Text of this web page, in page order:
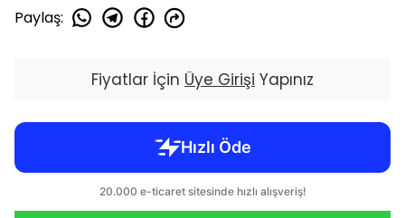
Paylaş:
Fiyatlar İçin Üye Girişi Yapınız